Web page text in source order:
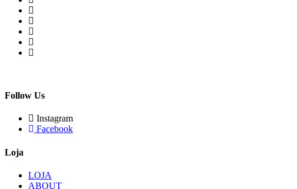
Follow Us
Instagram
Facebook
Loja
LOJA
ABOUT